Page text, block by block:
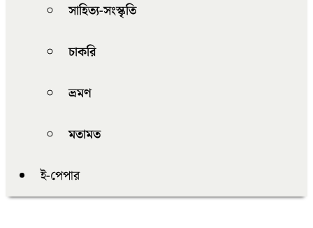
সাহিত্য-সংস্কৃতি
চাকরি
ভ্রমণ
মতামত
ই-পেপার